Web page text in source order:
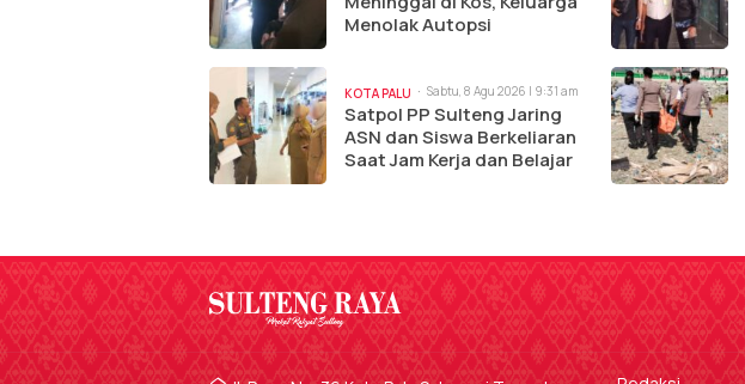
Menolak Autopsi
KOTA PALU Sabtu, 8 Agu 2026 | 9:31 am
Satpol PP Sulteng Jaring
ASN dan Siswa Berkeliaran
Saat Jam Kerja dan Belajar